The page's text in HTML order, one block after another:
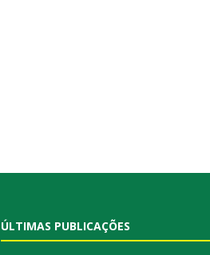
ÚLTIMAS PUBLICAÇÕES